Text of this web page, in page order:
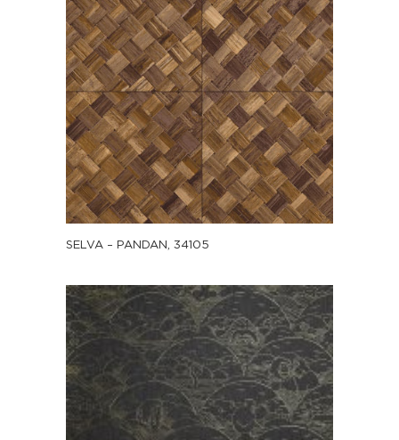
SELVA – PANDAN, 34105